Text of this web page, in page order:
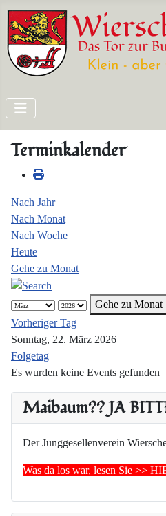
Maibaum?? JA
Der Junggesellenverein
Was da los war, lesen Sie >>
Terminkalender
Nach Jahr
Nach Monat
Nach Woche
Heute
Gehe zu Monat
Gehe zu Monat
Vorheriger Tag
Sonntag, 22. März 2026
Folgetag
Es wurden keine Events gefunden